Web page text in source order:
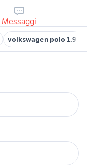
Messaggi
volkswagen polo 1.9